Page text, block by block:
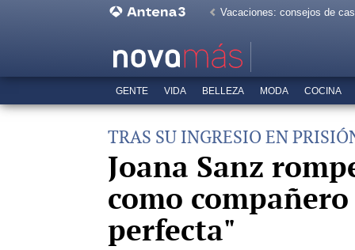
Vacaciones: consejos de
GENTE VIDA BELLEZA MODA COCINA
TRAS SU INGRESIO EN
Joana Sanz
como
perfecta"